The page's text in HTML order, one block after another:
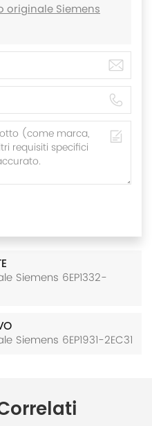
originale Siemens
Siemens 6EP1332-
Siemens 6EP1931-2EC31